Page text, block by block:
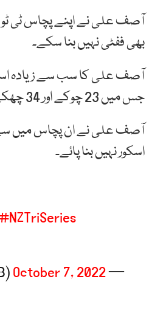
آصف علی نے اپنے پچاس ٹی
بھی ففٹی نہیں بنا سکے۔
جس میں 23 چوکے اور 34 چھکے لگائے، انہوں نے کل 379 گیندیں کھیلی ہیں جبکہ اسٹرائیک ریٹ 135.62 رہا۔
آصف علی نے ان پچاس میں سے
اسکور نہیں بنا پائے۔
— Pakistan Cricket (@TheRealPCB)
October 7, 2022